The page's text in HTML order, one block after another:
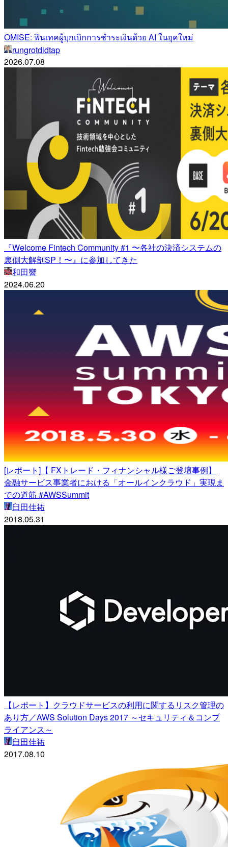
OMISE: ฟินเทคผู้บุกเบิกการชำระเงินด้วย AI ในยุคใหม่
rungrotdidtap
2026.07.08
『Welcome Fintech Community #1 〜各社の決済システムの
裏側大解剖SP！〜』に参加してきた
和田響
2024.06.20
[レポート]【 FXトレード・フィナンシャル様ご登壇事例】
金融サービス事業者における「オールインクラウド」実現ま
での道筋 #AWSSummit
臼田佳祐
2018.05.31
【レポート】クラウドサービスの利用に関するリスク管理の
あり方／AWS Solution Days 2017 ～セキュリティ＆コンプ
ライアンス～
臼田佳祐
2017.08.10